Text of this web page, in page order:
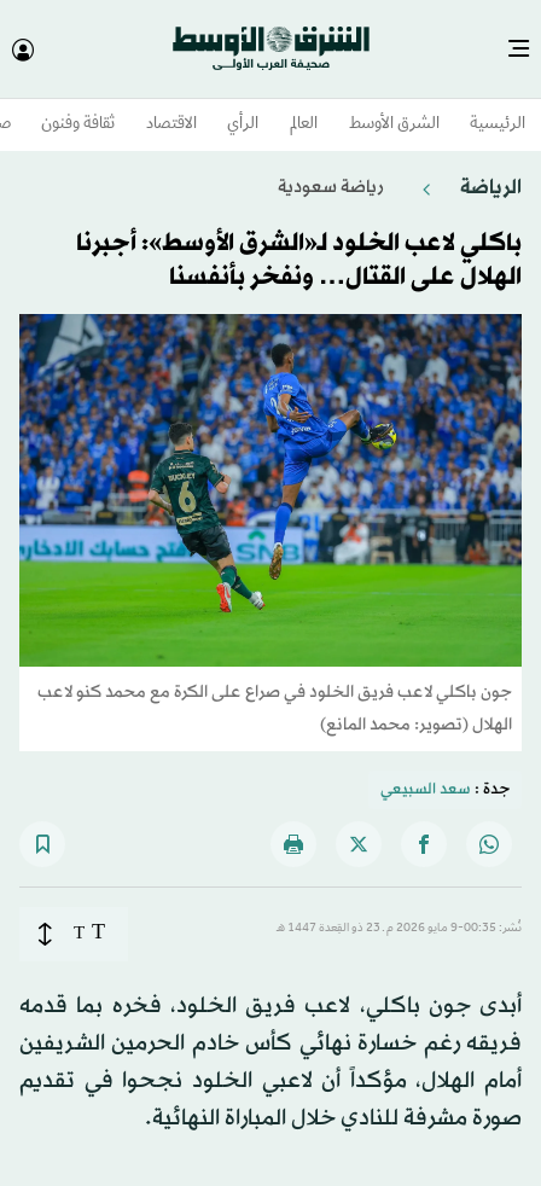
الرئيسية الشرق الأوسط​ العالم الرأي الاقتصاد ثقافة وفنون
الرياضة رياضة سعودية
باكلي لاعب الخلود لـ«الشرق الأوسط»: أجبرنا
الهلال على القتال… ونفخر بأنفسنا
جون باكلي لاعب فريق الخلود في صراع على الكرة مع محمد كنو لاعب
الهلال (تصوير: محمد المانع)
جدة : سعد السبيعي
نُشر: 00:35-9 مايو 2026 م ـ 23 ذو القِعدة 1447 هـ T
T
أبدى جون باكلي، لاعب فريق الخلود، فخره بما قدمه
فريقه رغم خسارة نهائي كأس خادم الحرمين الشريفين
أمام الهلال، مؤكداً أن لاعبي الخلود نجحوا في تقديم
صورة مشرفة للنادي خلال المباراة النهائية.